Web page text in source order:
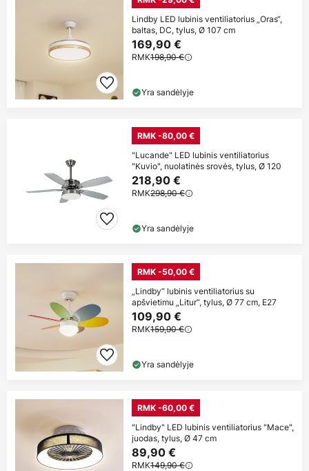
Lindby LED lubinis ventiliatorius „Oras“,
baltas, DC, tylus, Ø 107 cm
169,90 €
RMK198,90 €
Yra sandėlyje
RMK -80,00 €
"Lucande" LED lubinis ventiliatorius
"Kuvio", nuolatinės srovės, tylus, Ø 120
218,90 €
RMK298,90 €
Yra sandėlyje
RMK -50,00 €
„Lindby“ lubinis ventiliatorius su
apšvietimu „Litur“, tylus, Ø 77 cm, E27
109,90 €
RMK159,90 €
Yra sandėlyje
RMK -60,00 €
"Lindby" LED lubinis ventiliatorius "Mace",
juodas, tylus, Ø 47 cm
89,90 €
RMK149,90 €